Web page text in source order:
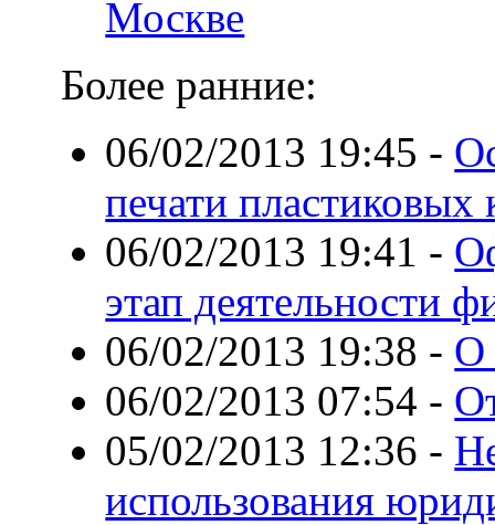
Москве
Более ранние:
06/02/2013 19:45 -
печати пластиковых
06/02/2013 19:41 -
этап деятельности
06/02/2013 19:38 - О
06/02/2013 07:54 -
05/02/2013 12:36 -
использования